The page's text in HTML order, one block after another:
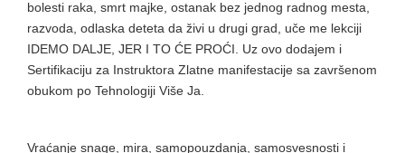
bolesti raka, smrt majke, ostanak bez jednog radnog mesta,
razvoda, odlaska deteta da živi u drugi grad, uče me lekciji
IDEMO DALJE, JER I TO ĆE PROĆI. Uz ovo dodajem i
Sertifikaciju za Instruktora Zlatne manifestacije sa završenom
obukom po Tehnologiji Više Ja.
Vraćanje snage, mira, samopouzdanja, samosvesnosti i